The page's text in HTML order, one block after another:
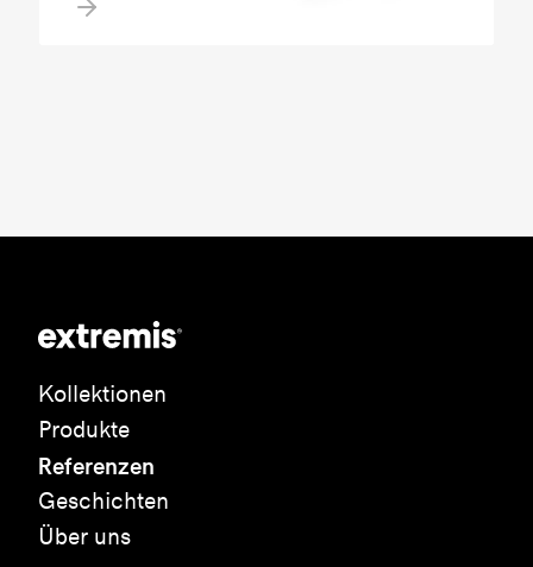
Kollektionen
Produkte
Referenzen
Geschichten
Über uns